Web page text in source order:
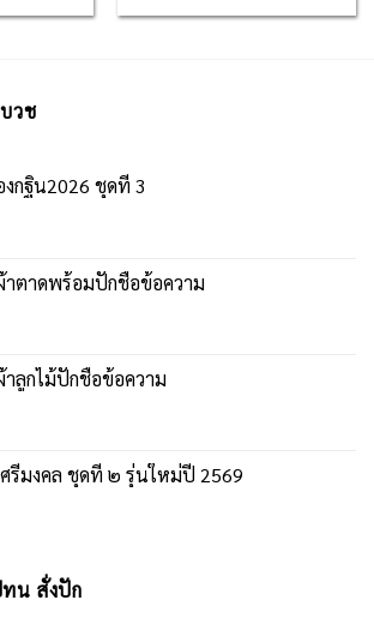
วช
งกฐิน2026 ชุดที่ 3
ตาดพร้อมปักชื่อข้อความ
ลูกไม้ปักชื่อข้อความ
รีมงคล ชุดที่ ๒ รุ่นใหม่ปี 2569
น สั่งปัก